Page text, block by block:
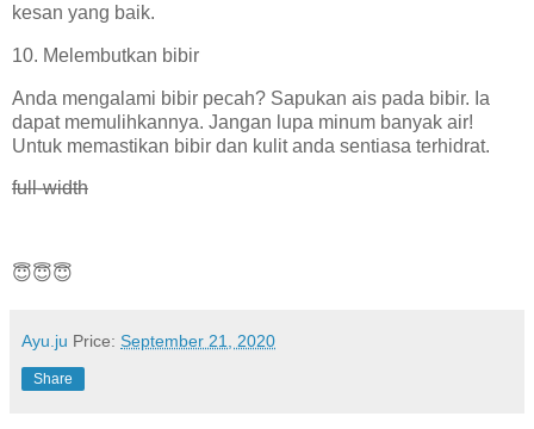
kesan yang baik.
10. Melembutkan bibir
Anda mengalami bibir pecah? Sapukan ais pada bibir. Ia
dapat memulihkannya. Jangan lupa minum banyak air!
Untuk memastikan bibir dan kulit anda sentiasa terhidrat.
full-width
😇😇😇
Ayu.ju Price: September 21, 2020
Share